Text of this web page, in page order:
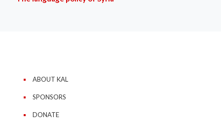
ABOUT KAL
SPONSORS
DONATE